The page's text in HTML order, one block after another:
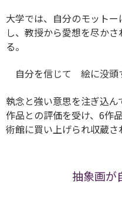
大学では、自分のモット
し、教授から愛想を尽か
る。
自分を信じて 絵に没
執念と強い意思を注ぎ込
作品との評価を受け、6作
術館に買い上げられ収蔵さ
抽象画が